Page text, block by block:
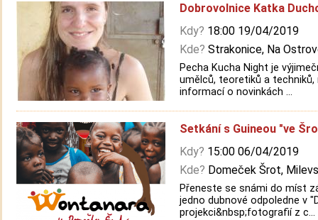
Dobrovolnice Katka
Kdy? 18:00 19/04/2019
Kde? Strakonice, Na
Pecha Kucha Night je
umělců, teoretiků a
informací o novinkách ...
Setkání s Guineou "ve
Kdy? 15:00 06/04/2019
Kde? Domeček Šrot,
Přeneste se snámi do míst
jedno dubnové odpoledne v
projekci&nbsp;fotografií z c...